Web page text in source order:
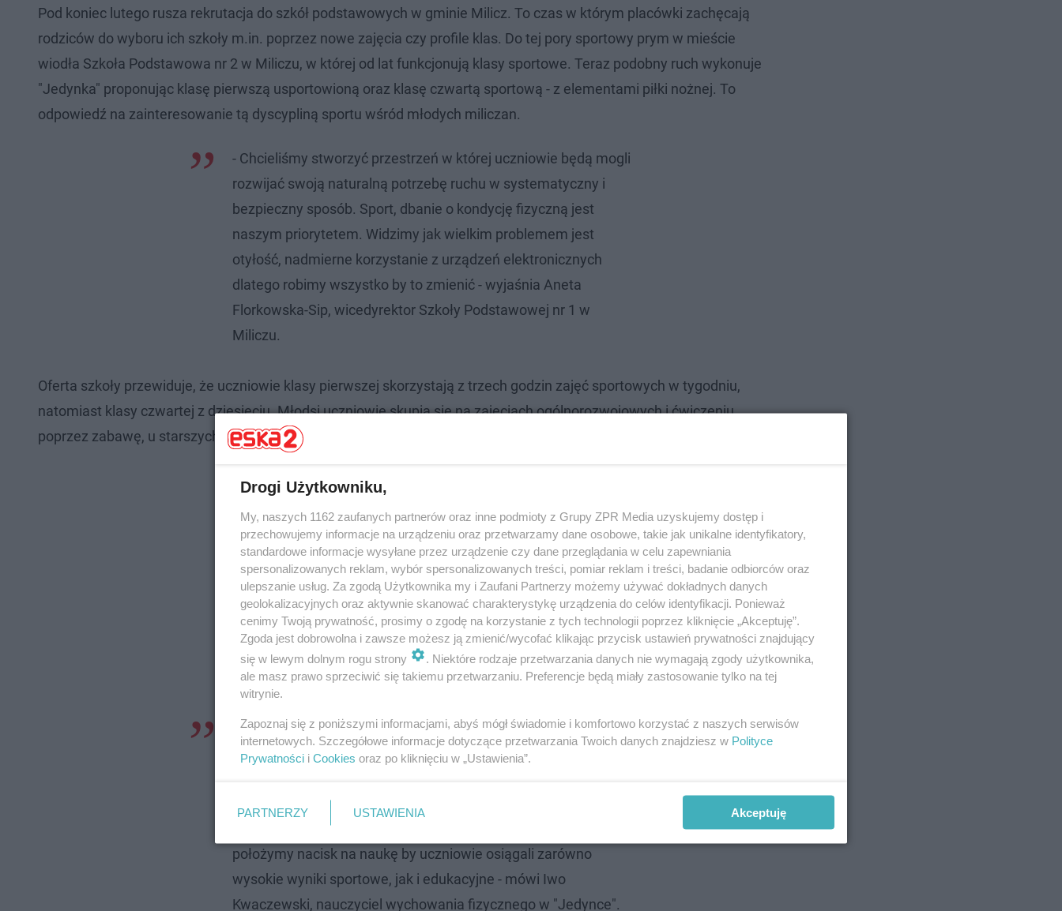
Pod koniec lutego rusza rekrutacja do szkół podstawowych w gminie Milicz. To czas w którym placówki zachęcają
rodziców do wyboru ich szkoły m.in. poprzez nowe zajęcia czy profile klas. Do tej pory sportowy prym w mieście
wiodła Szkoła Podstawowa nr 2 w Miliczu, w której od lat funkcjonują klasy sportowe. Teraz podobny ruch wykonuje
"Jedynka" proponując klasę pierwszą usportowioną oraz klasę czwartą sportową - z elementami piłki nożnej. To
odpowiedź na zainteresowanie tą dyscypliną sportu wśród młodych miliczan.
- Chcieliśmy stworzyć przestrzeń w której uczniowie będą mogli
rozwijać swoją naturalną potrzebę ruchu w systematyczny i
bezpieczny sposób. Sport, dbanie o kondycję fizyczną jest
naszym priorytetem. Widzimy jak wielkim problemem jest
otyłość, nadmierne korzystanie z urządzeń elektronicznych
dlatego robimy wszystko by to zmienić - wyjaśnia Aneta
Florkowska-Sip, wicedyrektor Szkoły Podstawowej nr 1 w
Miliczu.
Oferta szkoły przewiduje, że uczniowie klasy pierwszej skorzystają z trzech godzin zajęć sportowych w tygodniu,
natomiast klasy czwartej z dziesięciu. Młodsi uczniowie skupią się na zajęciach ogólnorozwojowych i ćwiczeniu
poprzez zabawę, u starszych zaplanowane są zajęcia piłkarskie, lekcje pływania czy elementy gimnastyki.
- Będziemy dbać o rozwój naszych uczniów w motoryce,
percepcji, obserwacji i przewidywaniu sytuacji na boisku.
sportów walki i gimnastyki co przyda się naszym uczniom nie
tylko w szkole ale i w życiu codziennym. Jednocześnie
położymy nacisk na naukę by uczniowie osiągali zarówno
wysokie wyniki sportowe, jak i edukacyjne - mówi Iwo
Kwaczewski, nauczyciel wychowania fizycznego w "Jedynce".
Drogi Użytkowniku,
My, naszych 1162 zaufanych partnerów oraz inne podmioty z Grupy ZPR Media uzyskujemy dostęp i
przechowujemy informacje na urządzeniu oraz przetwarzamy dane osobowe, takie jak unikalne identyfikatory,
standardowe informacje wysyłane przez urządzenie czy dane przeglądania w celu zapewniania
spersonalizowanych reklam, wybór spersonalizowanych treści, pomiar reklam i treści, badanie odbiorców oraz
ulepszanie usług. Za zgodą Użytkownika my i Zaufani Partnerzy możemy używać dokładnych danych
geolokalizacyjnych oraz aktywnie skanować charakterystykę urządzenia do celów identyfikacji. Ponieważ
cenimy Twoją prywatność, prosimy o zgodę na korzystanie z tych technologii poprzez kliknięcie „Akceptuję”.
Zgoda jest dobrowolna i zawsze możesz ją zmienić/wycofać klikając przycisk ustawień prywatności znajdujący
się w lewym dolnym rogu strony
. Niektóre rodzaje przetwarzania danych nie wymagają zgody użytkownika,
ale masz prawo sprzeciwić się takiemu przetwarzaniu. Preferencje będą miały zastosowanie tylko na tej
witrynie.
Zapoznaj się z poniższymi informacjami, abyś mógł świadomie i komfortowo korzystać z naszych serwisów
internetowych. Szczegółowe informacje dotyczące przetwarzania Twoich danych znajdziesz w Polityce
Prywatności i Cookies oraz po kliknięciu w „Ustawienia”.
PARTNERZY USTAWIENIA Akceptuję